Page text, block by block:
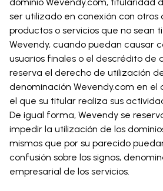
ser utilizado en conexión con otros
productos o servicios que no sean
Wevendy, cuando puedan causar
usuarios finales o el descrédito de
reserva el derecho de utilización
denominación Wevendy.com en el
el que su titular realiza sus
De igual forma, Wevendy se
impedir la utilización de los
mismos que por su parecido
confusión sobre los signos,
empresarial de los servicios.